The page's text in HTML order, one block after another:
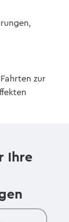
zur
Ihre